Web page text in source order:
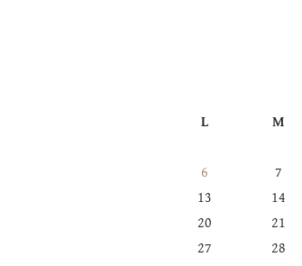
L
M
6
7
13
14
20
21
27
28